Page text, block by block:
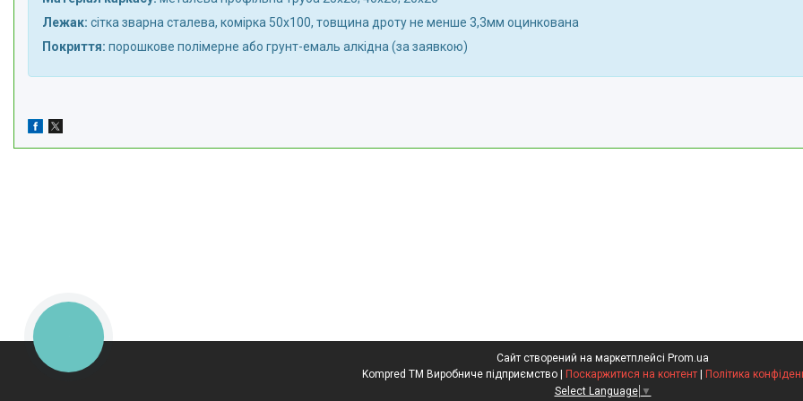
Лежак: сітка зварна сталева, комірка 50х100, товщина дроту не менше 3,3мм оцинкована
Покриття: порошкове полімерне або грунт-емаль алкідна (за заявкою)
Сайт створений на маркетплейсі Prom.ua
Kompred TM Виробниче підприємство | Поскаржитися на контент | Політика
Select Language ▼